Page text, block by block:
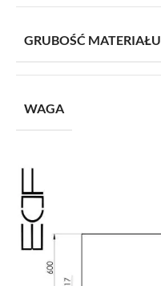
GRUBOŚĆ MATERIAŁU
WAGA